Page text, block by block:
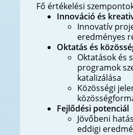
Fő értékelési
Innováció és
Innovatív
eredményes
Oktatás és
Oktatások és
programok
katalizálása
Közösségi
Fejlődési potenciál
Jövőbeni
eddigi